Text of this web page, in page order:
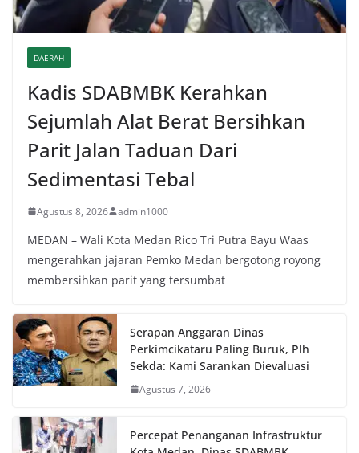
DAERAH
Kadis SDABMBK Kerahkan
Sejumlah Alat Berat Bersihkan
Parit Jalan Taduan Dari
Sedimentasi Tebal
Agustus 8, 2026 admin1000
MEDAN – Wali Kota Medan Rico Tri Putra Bayu Waas
mengerahkan jajaran Pemko Medan bergotong royong
membersihkan parit yang tersumbat
Serapan Anggaran Dinas
Perkimcikataru Paling Buruk, Plh
Sekda: Kami Sarankan Dievaluasi
Agustus 7, 2026
Percepat Penanganan Infrastruktur